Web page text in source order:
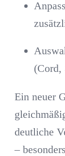
(Cord,
Ein neuer
deutliche
–